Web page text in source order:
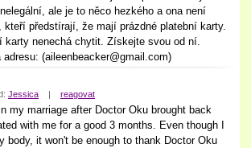
ale je to něco hezkého a ona není
předstírají, že mají prázdné platební karty.
karty nenechá chytit. Získejte svou od ní.
(aileenbeacker@gmail.com)
Jessica | reagovat
my marriage after Doctor Oku brought back
with me for a good 3 months. Even though I
body, it won't be enough to thank Doctor Oku